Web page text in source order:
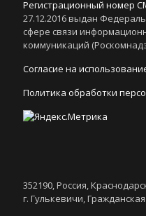
Регистрационный номер
27.12.2016 выдан
сфере связи
коммуникаций
Согласие на
Политика обработки
352190, Россия,
г. Гулькевичи,